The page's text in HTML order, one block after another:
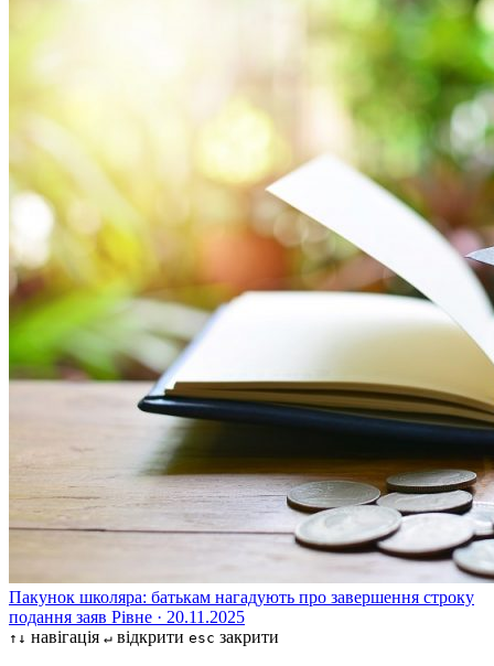
Пакунок школяра: батькам нагадують про завершення строку
подання заяв Рівне · 20.11.2025
↑↓ навігація ↵ відкрити esc закрити